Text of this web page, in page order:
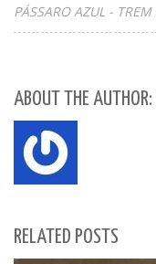
PÁSSARO AZUL -
ABOUT THE
RELATED POSTS